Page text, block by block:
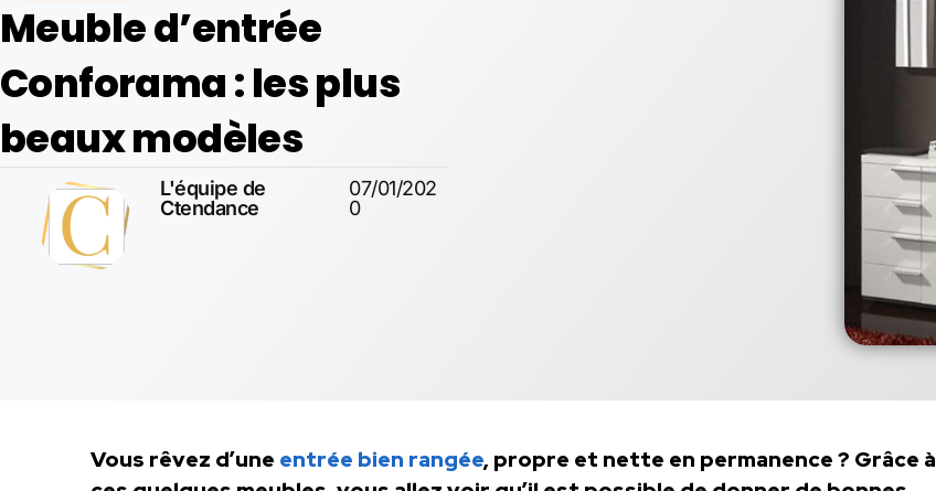
Meuble d’entrée
Conforama : les plus
beaux modèles
L'équipe de
Ctendance
07/01/202
0
Vous rêvez d’une entrée bien rangée, propre et nette en permanence ? Grâce à